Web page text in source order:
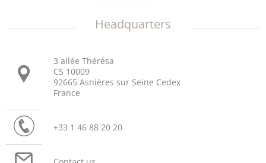
Headquarters
3 allée Thérésa
CS 10009
92665 Asnières sur Seine Cedex
France
+33 1 46 88 20 20